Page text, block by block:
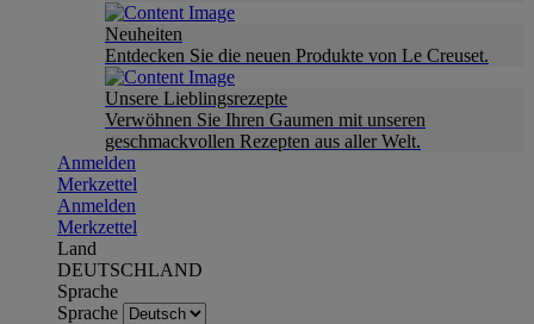
Neuheiten
Entdecken Sie die neuen Produkte von Le Creuset.
Unsere Lieblingsrezepte
Verwöhnen Sie Ihren Gaumen mit unseren
geschmackvollen Rezepten aus aller Welt.
Anmelden
Merkzettel
Anmelden
Merkzettel
Land
DEUTSCHLAND
Sprache
Sprache